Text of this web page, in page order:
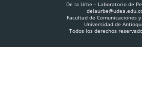
De la Urbe – Laboratorio de
Facultad de Comunicaciones
Universidad de
Todos los derechos